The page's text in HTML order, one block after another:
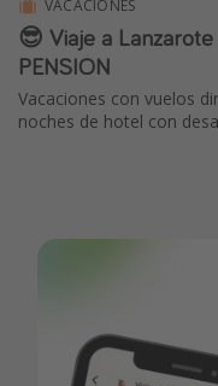
VACACIONES
😎 Viaje a
PENSIÓN
Vacaciones con vuelos
noches de hotel con